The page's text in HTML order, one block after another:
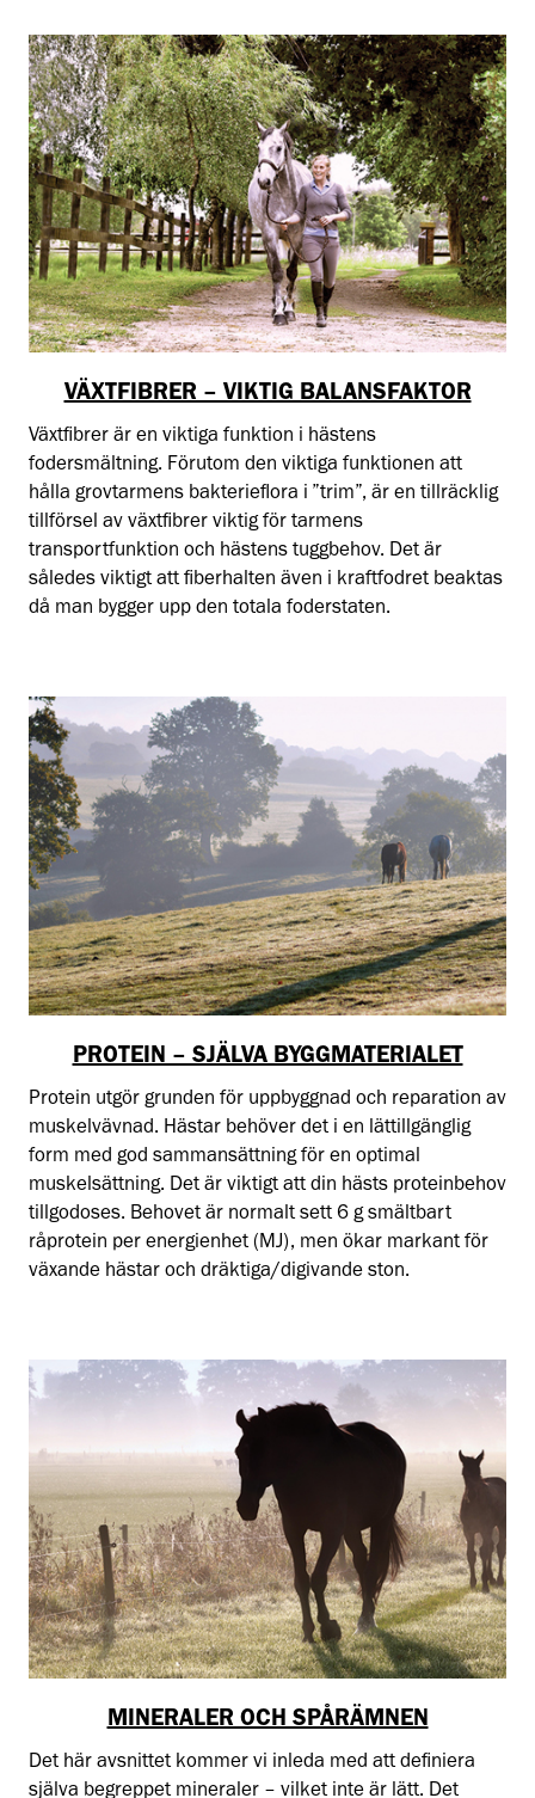
VÄXTFIBRER – VIKTIG BALANSFAKTOR
Växtfibrer är en viktiga funktion i hästens
fodersmältning. Förutom den viktiga funktionen att
hålla grovtarmens bakterieflora i ”trim”, är en tillräcklig
tillförsel av växtfibrer viktig för tarmens
transportfunktion och hästens tuggbehov. Det är
således viktigt att fiberhalten även i kraftfodret beaktas
då man bygger upp den totala foderstaten.
PROTEIN – SJÄLVA BYGGMATERIALET
Protein utgör grunden för uppbyggnad och reparation av
muskelvävnad. Hästar behöver det i en lättillgänglig
form med god sammansättning för en optimal
muskelsättning. Det är viktigt att din hästs proteinbehov
tillgodoses. Behovet är normalt sett 6 g smältbart
råprotein per energienhet (MJ), men ökar markant för
växande hästar och dräktiga/digivande ston.
MINERALER OCH SPÅRÄMNEN
Det här avsnittet kommer vi inleda med att definiera
själva begreppet mineraler – vilket inte är lätt. Det